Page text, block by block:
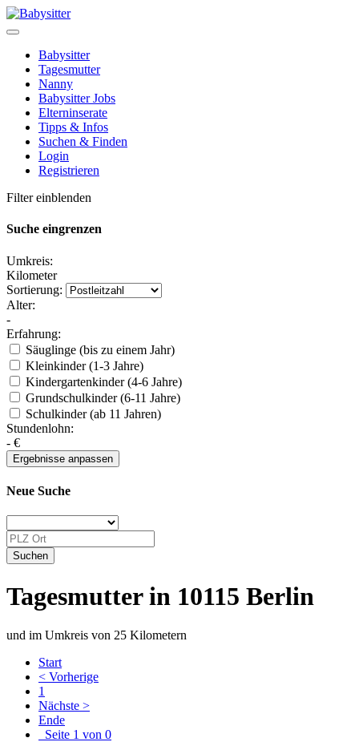
Babysitter
Tagesmutter
Nanny
Babysitter Jobs
Elterninserate
Tipps & Infos
Suchen & Finden
Login
Registrieren
Filter einblenden
Suche eingrenzen
Umkreis:
Kilometer
Sortierung:
Alter:
-
Erfahrung:
Säuglinge (bis zu einem Jahr)
Kleinkinder (1-3 Jahre)
Kindergartenkinder (4-6 Jahre)
Grundschulkinder (6-11 Jahre)
Schulkinder (ab 11 Jahren)
Stundenlohn:
- €
Neue Suche
Tagesmutter in 10115 Berlin
und im Umkreis von 25 Kilometern
Start
< Vorherige
1
Nächste >
Ende
Seite 1 von 0